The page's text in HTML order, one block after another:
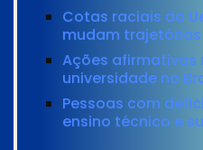
Cotas raciais da
mudam trajetórias
Ações afirmativas
universidade no
Pessoas com
ensino técnico e